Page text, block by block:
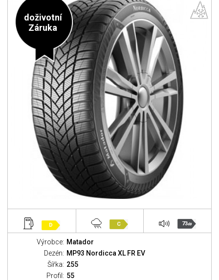
doživotní
Záruka
D C 73dB
Výrobce: Matador
Dezén: MP93 Nordicca XL FR EV
Šířka: 255
Profil: 55